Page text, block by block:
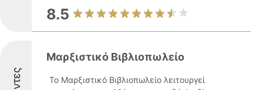
8.5
Μαρξιστικό Βιβλιοπωλείο
Το Μαρξιστικό Βιβλιοπωλείο λειτουργεί